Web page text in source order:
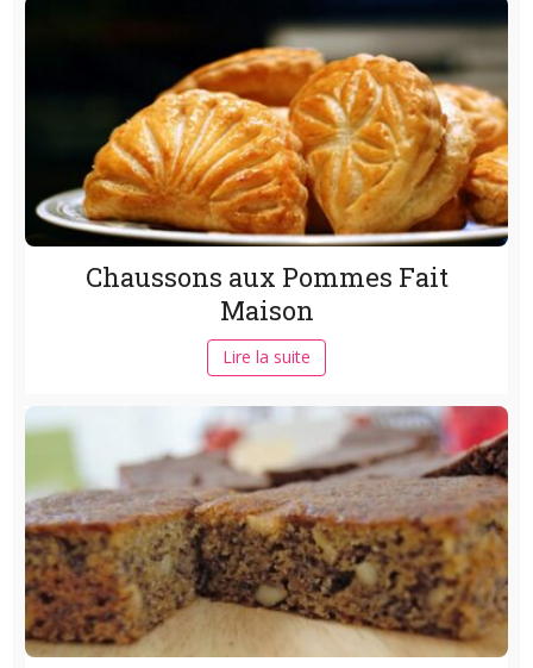
Chaussons aux Pommes Fait
Maison
Lire la suite